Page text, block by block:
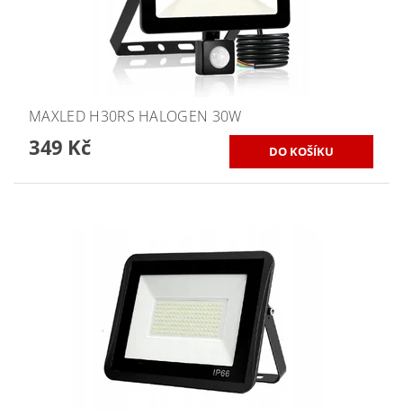
MAXLED H30RS HALOGEN 30W
349 Kč